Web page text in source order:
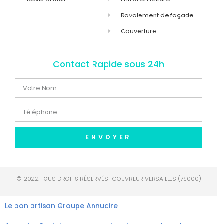
Ravalement de façade
Couverture
Contact Rapide sous 24h
ENVOYER
© 2022 TOUS DROITS RÉSERVÉS | COUVREUR VERSAILLES (78000)
Le bon artisan Groupe Annuaire